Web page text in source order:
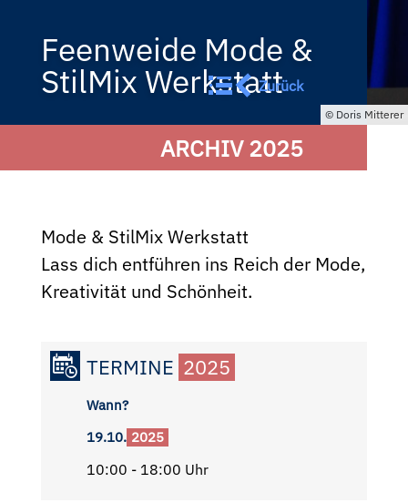
Feenweide Mode &
StilMix Werkstatt
Zurück
ARCHIV 2025
Doris Mitterer
Mode & StilMix Werkstatt
Lass dich entführen ins Reich der Mode,
Kreativität und Schönheit.
TERMINE 2025
Wann?
19.10. 2025
10:00 - 18:00 Uhr